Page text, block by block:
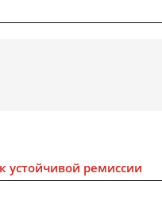
устойчивой ремиссии